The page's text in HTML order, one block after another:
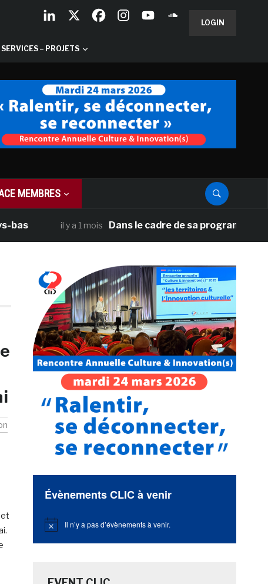
LOGIN
– PROJETS
MEMBRES
il y a 1 mois Dans le cadre de sa programmation
Évènements CLIC à venir
Notice Il n’y a pas d’évènements à venir.